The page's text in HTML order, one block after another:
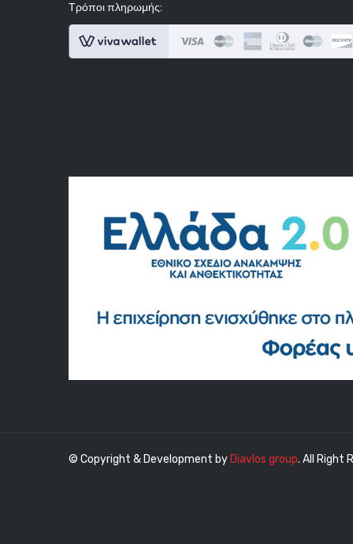
Τρόποι πληρωμής:
© Copyright & Development by Diavlos group. All Right